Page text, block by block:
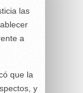
las
a
que la
y